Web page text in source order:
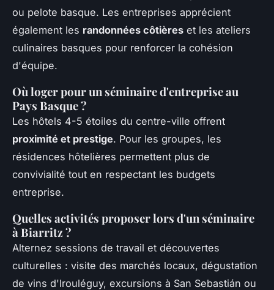
ou pelote basque. Les entreprises apprécient
également les randonnées côtières et les ateliers
culinaires basques pour renforcer la cohésion
d'équipe.
Où loger pour un séminaire d'entreprise au
Pays Basque ?
Les hôtels 4-5 étoiles du centre-ville offrent
proximité et prestige. Pour les groupes, les
résidences hôtelières permettent plus de
convivialité tout en respectant les budgets
entreprise.
Quelles activités proposer lors d'un séminaire
à Biarritz ?
Alternez sessions de travail et découvertes
culturelles : visite des marchés locaux, dégustation
de vins d'Irouléguy, excursions à San Sebastián ou